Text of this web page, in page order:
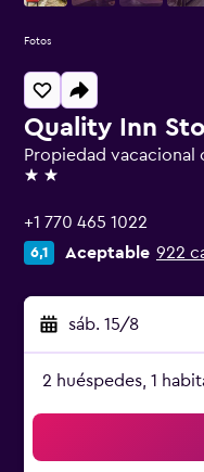
Quality Inn
Propiedad vacacional
2 estrellas
+1 770 465 1022
6,1 Aceptable 922
sáb. 15/8
2 huéspedes, 1
Fotos